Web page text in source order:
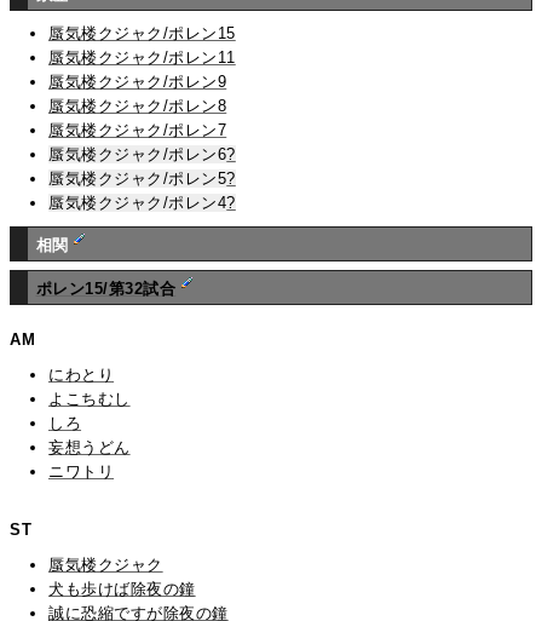
蜃気楼クジャク/ポレン15
蜃気楼クジャク/ポレン11
蜃気楼クジャク/ポレン9
蜃気楼クジャク/ポレン8
蜃気楼クジャク/ポレン7
蜃気楼クジャク/ポレン6?
蜃気楼クジャク/ポレン5?
蜃気楼クジャク/ポレン4?
相関
ポレン15/第32試合
AM
にわとり
よこちむし
しろ
妄想うどん
ニワトリ
ST
蜃気楼クジャク
犬も歩けば除夜の鐘
誠に恐縮ですが除夜の鐘